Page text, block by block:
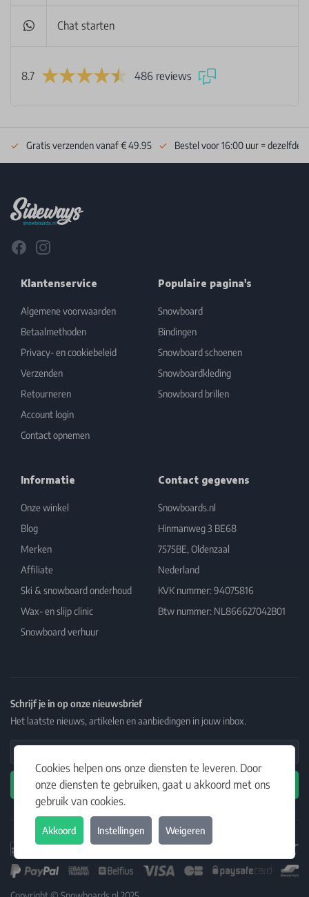
Chat starten
8.7 486 reviews
Cookies helpen ons onze diensten te leveren. Door
onze diensten te gebruiken, gaat u akkoord met ons
gebruik van cookies.
Akkoord Instellingen Weigeren
Gratis verzenden vanaf € 49.95 Bestel voor 16:00 uur = dezelfde
FacebookInstagram
Klantenservice
Algemene voorwaarden
Betaalmethoden
Privacy- en cookiebeleid
Verzenden
Retourneren
Account login
Contact opnemen
Populaire pagina's
Snowboard
Bindingen
Snowboard schoenen
Snowboardkleding
Snowboard brillen
Informatie
Onze winkel
Blog
Merken
Affiliate
Ski & snowboard onderhoud
Wax- en slijp clinic
Snowboard verhuur
Contact gegevens
Snowboards.nl
Hinmanweg 3 BE68
7575BE, Oldenzaal
Nederland
KVK nummer: 94075816
Btw nummer: NL866627042B01
Schrijf je in op onze nieuwsbrief
Het laatste nieuws, artikelen en aanbiedingen in jouw inbox.
Email Address
Abonneren